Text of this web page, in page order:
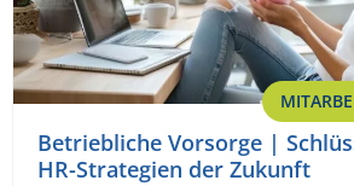
Betriebliche Vorsorge |
HR-Strategien der Zukunft